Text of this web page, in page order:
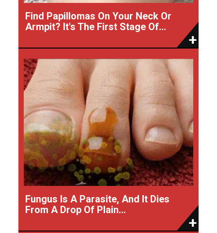
Find Papillomas On Your Neck Or
Armpit? It's The First Stage Of...
Fungus Is A Parasite, And It Dies
From A Drop Of Plain...